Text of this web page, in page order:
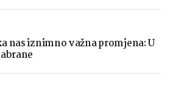
nas iznimno važna promjena: U